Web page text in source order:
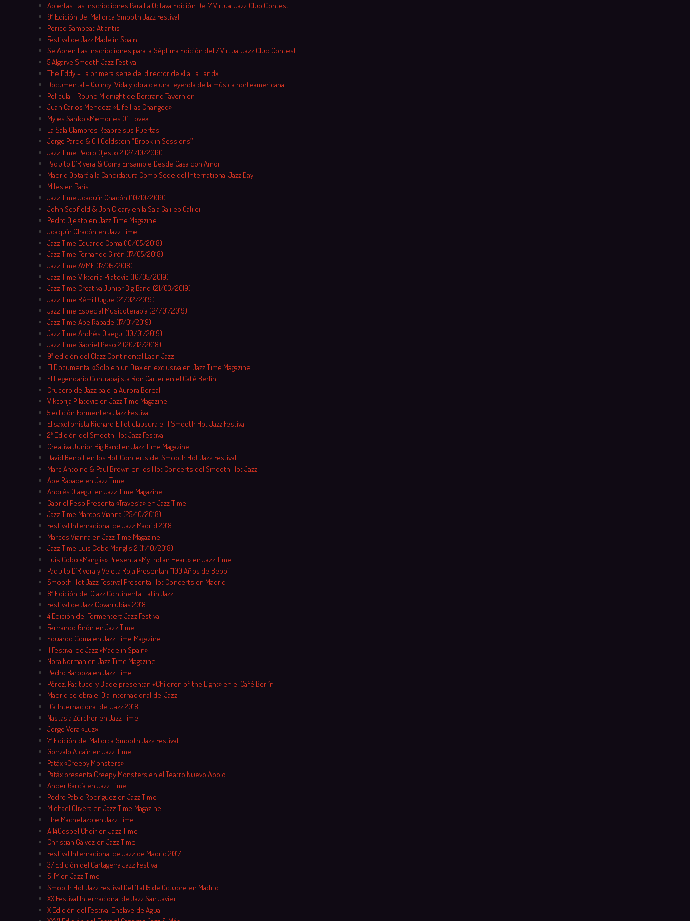
Skip
to
content
Abiertas Las Inscripciones Para La Octava Edición Del 7 Virtual Jazz Club Contest.
9ª Edición Del Mallorca Smooth Jazz Festival
Perico Sambeat Atlantis
Festival de Jazz Made in Spain
Se Abren Las Inscripciones para la Séptima Edición del 7 Virtual Jazz Club Contest.
5 Algarve Smooth Jazz Festival
The Eddy – La primera serie del director de «La La Land»
Documental – Quincy. Vida y obra de una leyenda de la música norteamericana.
Película – Round Midnight de Bertrand Tavernier
Juan Carlos Mendoza «Life Has Changed»
Myles Sanko «Memories Of Love»
La Sala Clamores Reabre sus Puertas
Jorge Pardo & Gil Goldstein “Brooklin Sessions”
Jazz Time Pedro Ojesto 2 (24/10/2019)
Paquito D’Rivera & Coma Ensamble Desde Casa con Amor
Madrid Optará a la Candidatura Como Sede del International Jazz Day
Miles en París
Jazz Time Joaquín Chacón (10/10/2019)
John Scofield & Jon Cleary en la Sala Galileo Galilei
Pedro Ojesto en Jazz Time Magazine
Joaquín Chacón en Jazz Time
Jazz Time Eduardo Coma (10/05/2018)
Jazz Time Fernando Girón (17/05/2018)
Jazz Time AVME (17/05/2018)
Jazz Time Viktorija Pilatovic (16/05/2019)
Jazz Time Creativa Junior Big Band (21/03/2019)
Jazz Time Rémi Dugue (21/02/2019)
Jazz Time Especial Musicoterapia (24/01/2019)
Jazz Time Abe Rábade (17/01/2019)
Jazz Time Andrés Olaegui (10/01/2019)
Jazz Time Gabriel Peso 2 (20/12/2018)
9ª edición del Clazz Continental Latin Jazz
El Documental «Solo en un Día» en exclusiva en Jazz Time Magazine
El Legendario Contrabajista Ron Carter en el Café Berlín
Crucero de Jazz bajo la Aurora Boreal
Viktorija Pilatovic en Jazz Time Magazine
5 edición Formentera Jazz Festival
El saxofonista Richard Elliot clausura el II Smooth Hot Jazz Festival
2ª Edición del Smooth Hot Jazz Festival
Creativa Junior Big Band en Jazz Time Magazine
David Benoit en los Hot Concerts del Smooth Hot Jazz Festival
Marc Antoine & Paul Brown en los Hot Concerts del Smooth Hot Jazz
Abe Rábade en Jazz Time
Andrés Olaegui en Jazz Time Magazine
Gabriel Peso Presenta «Travesía» en Jazz Time
Jazz Time Marcos Vianna (25/10/2018)
Festival Internacional de Jazz Madrid 2018
Marcos Vianna en Jazz Time Magazine
Jazz Time Luis Cobo Manglis 2 (11/10/2018)
Luis Cobo «Manglis» Presenta «My Indian Heart» en Jazz Time
Paquito D´Rivera y Veleta Roja Presentan “100 Años de Bebo”
Smooth Hot Jazz Festival Presenta Hot Concerts en Madrid
8ª Edición del Clazz Continental Latin Jazz
Festival de Jazz Covarrubias 2018
4 Edición del Formentera Jazz Festival
Fernando Girón en Jazz Time
Eduardo Coma en Jazz Time Magazine
II Festival de Jazz «Made in Spain»
Nora Norman en Jazz Time Magazine
Pedro Barboza en Jazz Time
Pérez, Patitucci y Blade presentan «Children of the Light» en el Café Berlín
Madrid celebra el Día Internacional del Jazz
Día Internacional del Jazz 2018
Nastasia Zürcher en Jazz Time
Jorge Vera «Luz»
7ª Edición del Mallorca Smooth Jazz Festival
Gonzalo Alcaín en Jazz Time
Patáx «Creepy Monsters»
Patáx presenta Creepy Monsters en el Teatro Nuevo Apolo
Ander García en Jazz Time
Pedro Pablo Rodríguez en Jazz Time
Michael Olivera en Jazz Time Magazine
The Machetazo en Jazz Time
All4Gospel Choir en Jazz Time
Christian Gálvez en Jazz Time
Festival Internacional de Jazz de Madrid 2017
37 Edición del Cartagena Jazz Festival
SHY en Jazz Time
Smooth Hot Jazz Festival Del 11 al 15 de Octubre en Madrid
XX Festival Internacional de Jazz San Javier
X Edición del Festival Enclave de Agua